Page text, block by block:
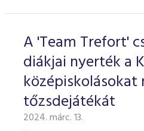
A 'Team Trefort'
diákjai nyerték a
tőzsdejátékát
2024. márc. 13.